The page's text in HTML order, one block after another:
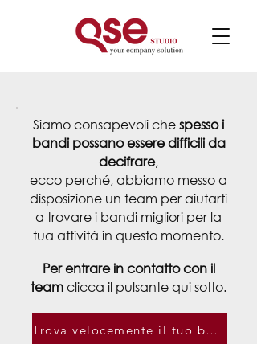
Siamo consapevoli chespesso i
bandi possano essere difficili da
decifrare,
ecco perché, abbiamo messo a
disposizione un team per aiutarti
a trovare i bandi migliori per la
tua attività in questo momento.
Per entrare in contatto con il
teamclicca il pulsante qui sotto.
Trova velocemente il tuo bando